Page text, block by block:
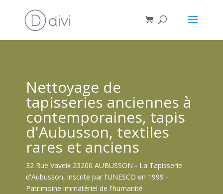
Nettoyage de
tapisseries anciennes à
contemporaines, tapis
d'Aubusson, textiles
rares et anciens
32 Rue Vaveix 23200 AUBUSSON - La Tapisserie
d'Aubusson, inscrite par l'UNESCO en 1999 -
Patrimoine immatériel de l'humanité